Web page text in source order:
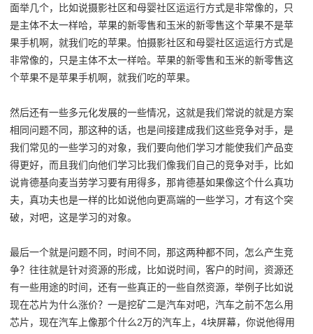
面举几个，比如说摄影社区和母婴社区运运行方式是非常像的，只
是主体不太一样哈，苹果的新零售和玉米的新零售这个苹果不是苹
果手机啊，就我们吃的苹果。怕摄影社区和母婴社区运运行方式是
非常像的，只是主体不太一样哈。苹果的新零售和玉米的新零售这
个苹果不是苹果手机啊，就我们吃的苹果。
然后还有一些多元化发展的一些情况，这就是我们常说的就是方案
相同问题不同，那这种的话，也是间接建成我们这些竞争对手，是
我们常见的一些学习的对象，我们要向他们学习才能使我们产品变
得更好，而且我们向他们学习比我们像我们自己的竞争对手，比如
说肯德基向麦当劳学习要有用得多，那肯德基如果像这个什么真功
夫，真功夫也是一样的比如说他向更高端的一些学习，才有这个突
破，对吧，这是学习的对象。
最后一个就是问题不同，时间不同，那这两种都不同，怎么产生竞
争？往往就是针对资源的形成，比如说时间，客户的时间，资源还
有一些用途的时间，还有一些真正的一些自然资源，举例子比如说
现在芯片为什么涨价？一是挖矿二是汽车对吧，汽车之前不怎么用
芯片，现在汽车上像那个什么2万的汽车上，4块屏幕，你说他得用